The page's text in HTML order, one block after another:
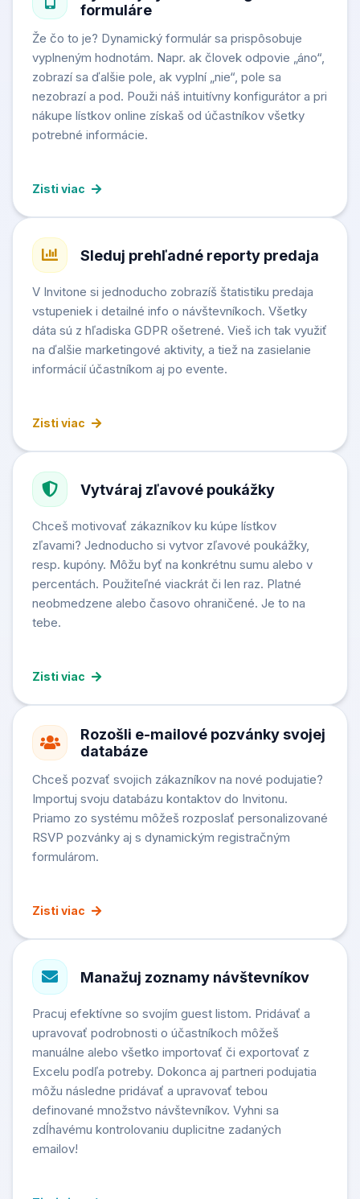
formuláre
Že čo to je? Dynamický formulár sa prispôsobuje
vyplneným hodnotám. Napr. ak človek odpovie „áno“,
zobrazí sa ďalšie pole, ak vyplní „nie“, pole sa
nezobrazí a pod. Použi náš intuitívny konfigurátor a pri
nákupe lístkov online získaš od účastníkov všetky
potrebné informácie.
Zisti viac
Sleduj prehľadné reporty predaja
V Invitone si jednoducho zobrazíš štatistiku predaja
vstupeniek i detailné info o návštevníkoch. Všetky
dáta sú z hľadiska GDPR ošetrené. Vieš ich tak využiť
na ďalšie marketingové aktivity, a tiež na zasielanie
informácií účastníkom aj po evente.
Zisti viac
Vytváraj zľavové poukážky
Chceš motivovať zákazníkov ku kúpe lístkov
zľavami? Jednoducho si vytvor zľavové poukážky,
resp. kupóny. Môžu byť na konkrétnu sumu alebo v
percentách. Použiteľné viackrát či len raz. Platné
neobmedzene alebo časovo ohraničené. Je to na
tebe.
Zisti viac
Rozošli e-mailové pozvánky svojej
databáze
Chceš pozvať svojich zákazníkov na nové podujatie?
Importuj svoju databázu kontaktov do Invitonu.
Priamo zo systému môžeš rozposlať personalizované
RSVP pozvánky aj s dynamickým registračným
formulárom.
Zisti viac
Manažuj zoznamy návštevníkov
Pracuj efektívne so svojím guest listom. Pridávať a
upravovať podrobnosti o účastníkoch môžeš
manuálne alebo všetko importovať či exportovať z
Excelu podľa potreby. Dokonca aj partneri podujatia
môžu následne pridávať a upravovať tebou
definované množstvo návštevníkov. Vyhni sa
zdĺhavému kontrolovaniu duplicitne zadaných
emailov!